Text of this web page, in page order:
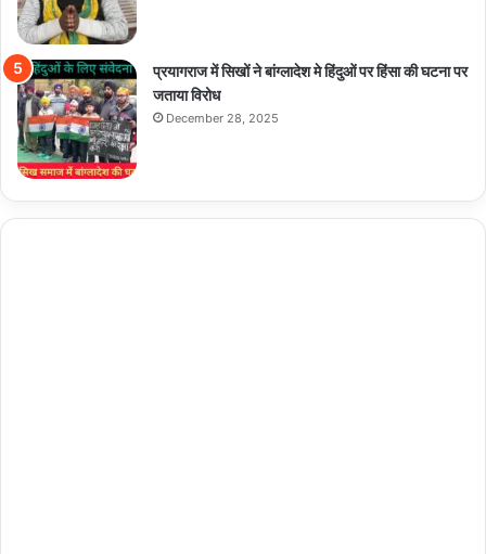
प्रयागराज में सिखों ने बांग्लादेश मे हिंदुओं पर हिंसा की घटना पर
जताया विरोध
December 28, 2025